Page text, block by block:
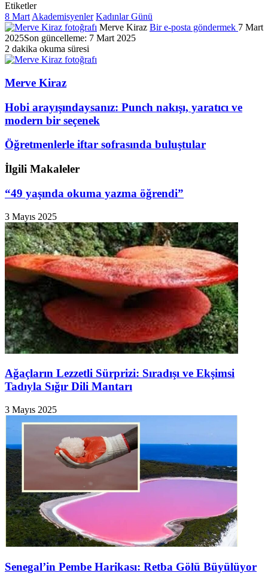
Etiketler
8 Mart Akademisyenler Kadınlar Günü
Merve Kiraz Bir e-posta göndermek 7 Mart
2025Son güncelleme: 7 Mart 2025
2 dakika okuma süresi
Merve Kiraz
Hobi arayışındaysanız: Punch nakışı, yaratıcı ve
modern bir seçenek
Öğretmenlerle iftar sofrasında buluştular
İlgili Makaleler
“49 yaşında okuma yazma öğrendi”
3 Mayıs 2025
Ağaçların Lezzetli Sürprizi: Sıradışı ve Ekşimsi
Tadıyla Sığır Dili Mantarı
3 Mayıs 2025
Senegal’in Pembe Harikası: Retba Gölü Büyülüyor